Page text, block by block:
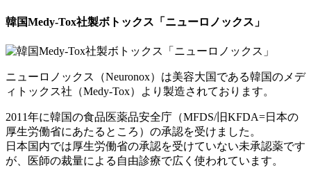
韓国Medy-Tox社製ボトックス「ニューロノックス」
ニューロノックス（Neuronox）は美容大国である韓国のメデ
ィトックス社（Medy-Tox）より製造されております。
2011年に韓国の食品医薬品安全庁（MFDS/旧KFDA=日本の
厚生労働省にあたるところ）の承認を受けました。
日本国内では厚生労働省の承認を受けていない未承認薬です
が、医師の裁量による自由診療で広く使われています。